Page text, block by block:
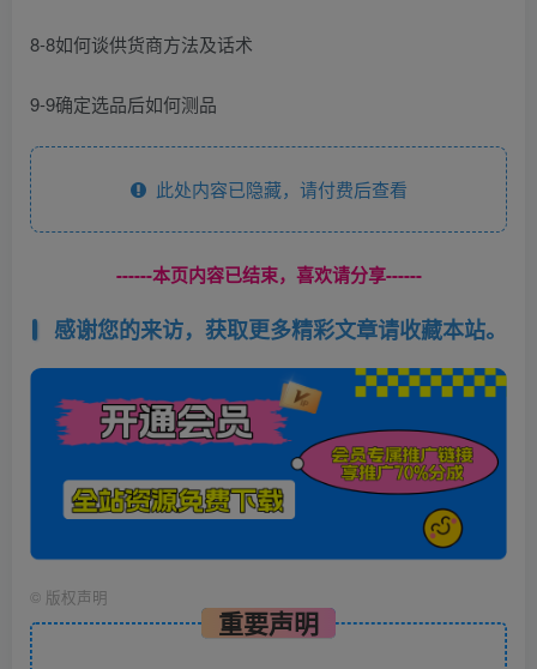
8-8如何谈供货商方法及话术
9-9确定选品后如何测品
此处内容已隐藏，请付费后查看
------本页内容已结束，喜欢请分享------
感谢您的来访，获取更多精彩文章请收藏本站。
© 版权声明
重要声明